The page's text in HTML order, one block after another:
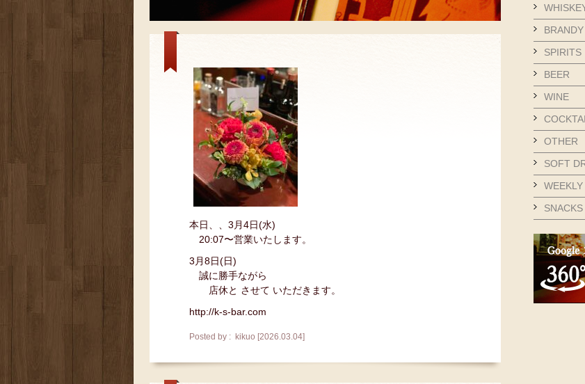
本日、、3月4日(水)
20:07〜営業いたします。
3月8日(日)
誠に勝手ながら
店休と させて いただきます。
http://k-s-bar.com
Posted by : kikuo [2026.03.04]
BRANDY
SPIRITS
BEER
WINE
OTHER
SOFT
SNACKS